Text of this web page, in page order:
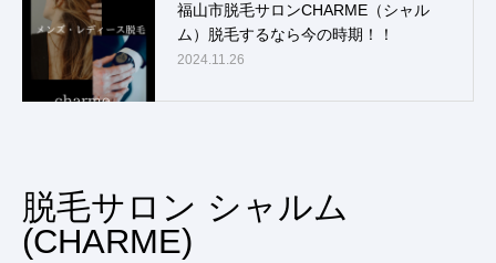
福山市脱毛サロンCHARME（シャル
ム）脱毛するなら今の時期！！
2024.11.26
脱毛サロン シャルム
(CHARME)